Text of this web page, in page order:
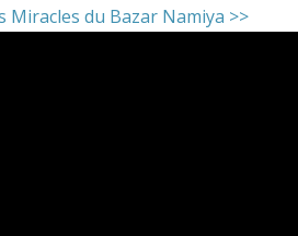
Miracles du Bazar Namiya >>